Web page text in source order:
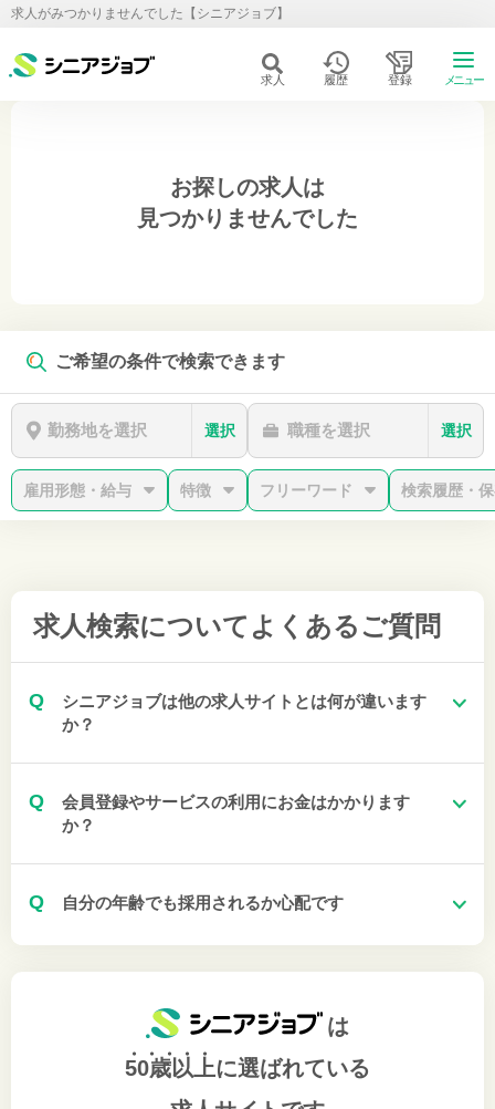
求人がみつかりませんでした【シニアジョブ】
求人 履歴 登録 メニュー
お探しの求人は
見つかりませんでした
ご希望の条件で検索できます
勤務地を選択 選択 職種を選択 選択
雇用形態・給与 特徴 フリーワード 検索履歴・
求人検索について よくあるご質問
Q
シニアジョブは他の求人サイトとは何が違います
か？
Q
会員登録やサービスの利用にお金はかかります
か？
Q 自分の年齢でも採用されるか心配です
は
50歳以上に選ばれている